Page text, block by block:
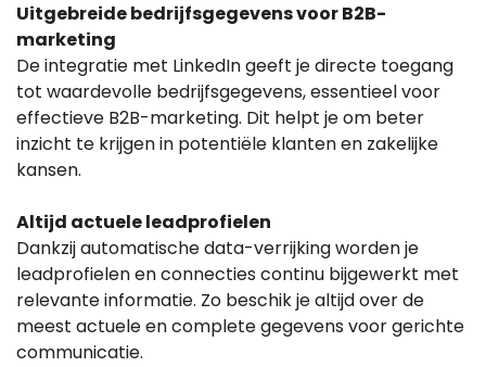
Uitgebreide bedrijfsgegevens voor B2B-
marketing
De integratie met LinkedIn geeft je directe toegang
tot waardevolle bedrijfsgegevens, essentieel voor
effectieve B2B-marketing. Dit helpt je om beter
inzicht te krijgen in potentiële klanten en zakelijke
kansen.
Altijd actuele leadprofielen
Dankzij automatische data-verrijking worden je
leadprofielen en connecties continu bijgewerkt met
relevante informatie. Zo beschik je altijd over de
meest actuele en complete gegevens voor gerichte
communicatie.